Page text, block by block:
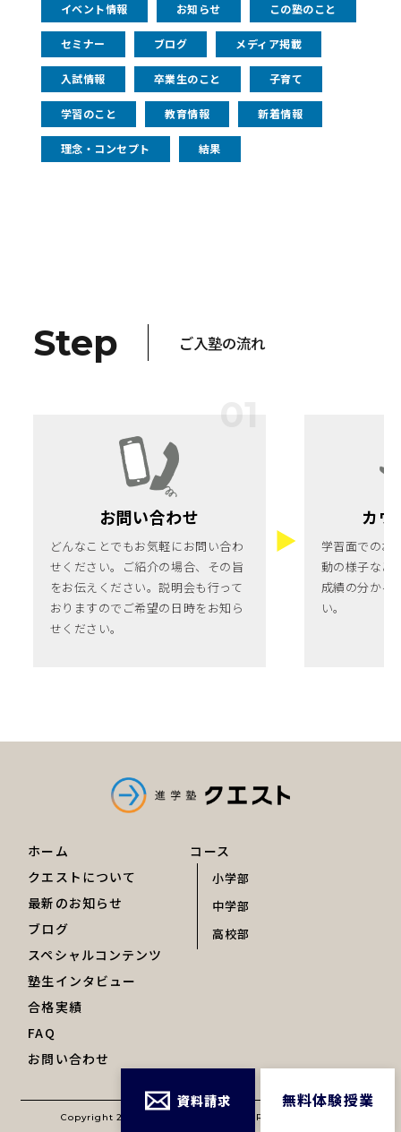
資料請求 無料体験授業
イベント情報 お知らせ この塾のこと
セミナー ブログ メディア掲載
入試情報 卒業生のこと 子育て
学習のこと 教育情報 新着情報
理念・コンセプト 結果
Step ご入塾の流れ
お問い合わせ
どんなことでもお気軽にお問い合わ
せください。ご紹介の場合、その旨
をお伝えください。説明会も行って
おりますのでご希望の日時をお知ら
せください。
カウ
学習面でのお
動の様子など
成績の分かる
い。
ホーム
クエストについて
最新のお知らせ
ブログ
コース
小学部
中学部
高校部
スペシャルコンテンツ
塾生インタビュー
合格実績
FAQ
お問い合わせ
Copyright 2026, 進学塾クエスト Inc. All Right Reserved.